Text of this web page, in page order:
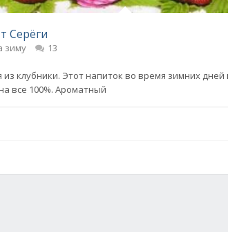
Серёги
зиму 13
из клубники. Этот напиток во время зимних
все 100%. Ароматный